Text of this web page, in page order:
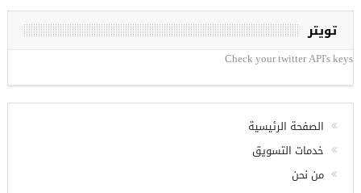
تويتر
Check your twitter API's keys
الصفحة الرئيسية
خدمات التسويق
من نحن